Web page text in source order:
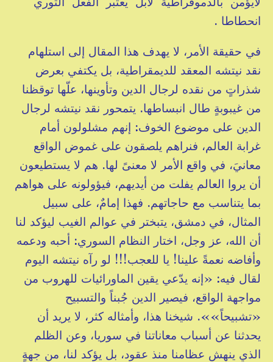
انحطاطا .
في حقيقة الأمر، لا يهدف هذا المقال إلى استلهام
نقد نيتشه المعقد للديمقراطية، بل يكتفي بعرض
شذراتٍ من نقده لرجال الدين وتأوينها، علّها توقظنا
من غيبوبةٍ طال انبساطها. يتمحور نقد نيتشه لرجال
الدين على موضوع الخوف: إنهم مشلولون أمام
غرابة العالم، فنراهم يلصقون على غموض الواقع
معانيَ، في واقع الأمر لا معنىً لها. هم لا يستطيعون
أن يروا العالم يفلت من أيديهم، فيؤولونه على هواهم
بما يتناسب مع حاجاتهم. فهذا إمامٌ، على سبيل
المثال، في دمشق، يتبختر في عوالم الغيب ليؤكد لنا
أن الله، عز وجل، اختار النظام السوري: أحبه ودعمه
وأفاضه نعمةً علينا! يا للعجب!!! لو رآه نيتشه اليوم
لقال فيه: «إنه يدّعي يقين الماورائيات للهروب من
مواجهة الواقع، فيصير الدين جُبناً والتسبيح
«تشبيحاً»». شيخنا هذا، وأمثاله كثر، لا يريد أن
يحدثنا عن أسباب معاناتنا في سوريا، وعن الظلم
الذي ينهش عظامنا منذ عقود، بل يؤكد لنا، من جهةٍ